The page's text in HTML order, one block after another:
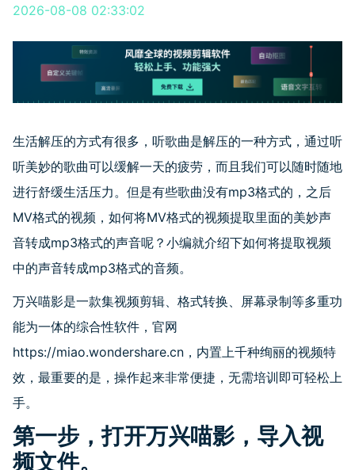
2026-08-08 02:33:02
生活解压的方式有很多，听歌曲是解压的一种方式，通过听
听美妙的歌曲可以缓解一天的疲劳，而且我们可以随时随地
进行舒缓生活压力。但是有些歌曲没有mp3格式的，之后
MV格式的视频，如何将MV格式的视频提取里面的美妙声
音转成mp3格式的声音呢？小编就介绍下如何将提取视频
中的声音转成mp3格式的音频。
万兴喵影是一款集视频剪辑、格式转换、屏幕录制等多重功
能为一体的综合性软件，官网
https://miao.wondershare.cn ，内置上千种绚丽的视频特
效，最重要的是，操作起来非常便捷，无需培训即可轻松上
手。
第一步，打开万兴喵影，导入视
频文件。